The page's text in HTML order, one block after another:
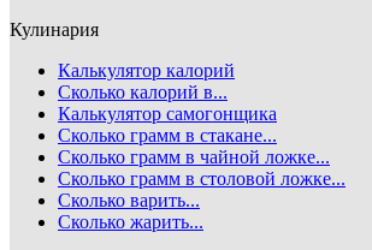
Кулинария
Калькулятор калорий
Сколько калорий в...
Калькулятор самогонщика
Сколько грамм в стакане...
Сколько грамм в чайной ложке...
Сколько грамм в столовой ложке...
Сколько варить...
Сколько жарить...